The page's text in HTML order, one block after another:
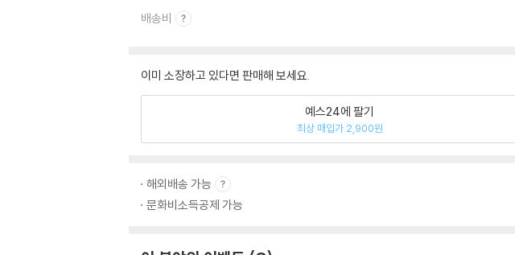
배송비
이미 소장하고 있다면 판매해 보세요.
예스24에 팔기
최상 매입가 2,900원
해외배송 가능
문화비소득공제 가능